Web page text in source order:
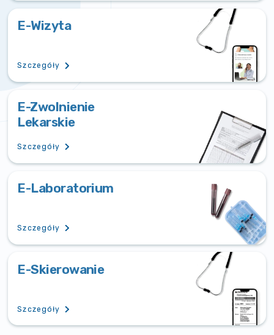
E-Wizyta
Szczegóły
E-Zwolnienie
Lekarskie
Szczegóły
E-Laboratorium
Szczegóły
E-Skierowanie
Szczegóły